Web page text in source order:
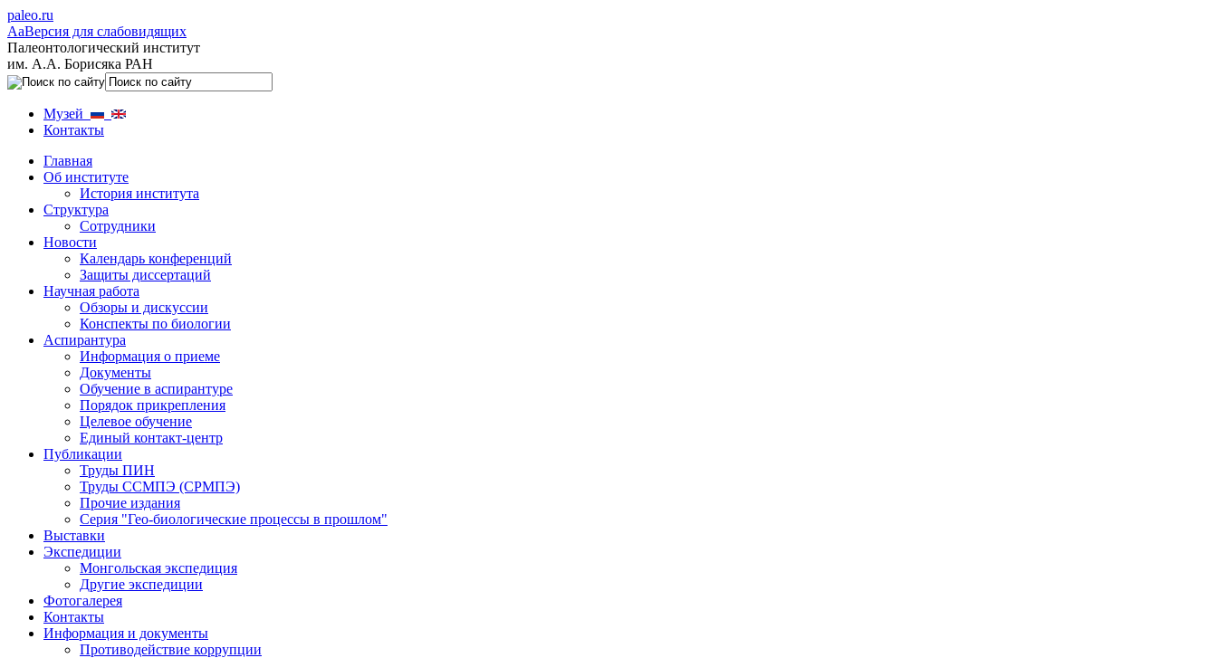
paleo.ru
AaВерсия для слабовидящих
Палеонтологический институт
им. А.А. Борисяка РАН
Музей
Контакты
Главная
Об институте
История института
Структура
Сотрудники
Новости
Календарь конференций
Защиты диссертаций
Научная работа
Обзоры и дискуссии
Конспекты по биологии
Аспирантура
Информация о приеме
Документы
Обучение в аспирантуре
Порядок прикрепления
Целевое обучение
Единый контакт-центр
Публикации
Труды ПИН
Труды ССМПЭ (СРМПЭ)
Прочие издания
Серия "Гео-биологические процессы в прошлом"
Выставки
Экспедиции
Монгольская экспедиция
Другие экспедиции
Фотогалерея
Контакты
Информация и документы
Противодействие коррупции